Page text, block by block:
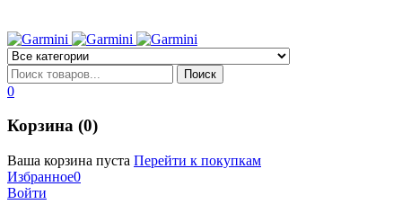
0
Корзина (0)
Ваша корзина пуста Перейти к покупкам
Избранное0
Войти